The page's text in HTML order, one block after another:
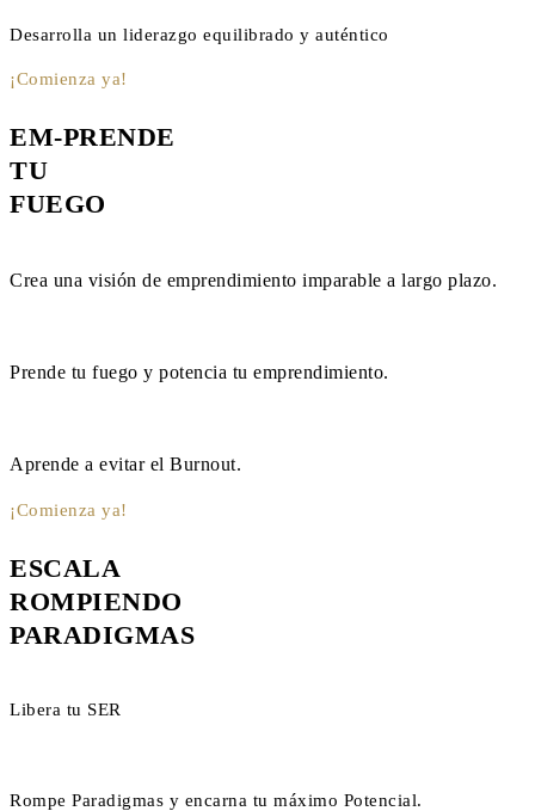
Desarrolla un liderazgo equilibrado y auténtico
¡Comienza ya!
EM-PRENDE
TU
FUEGO
Crea una visión de emprendimiento imparable a largo plazo.
Prende tu fuego y potencia tu emprendimiento.
Aprende a evitar el Burnout.
¡Comienza ya!
ESCALA
ROMPIENDO
PARADIGMAS
Libera tu SER
Rompe Paradigmas y encarna tu máximo Potencial.